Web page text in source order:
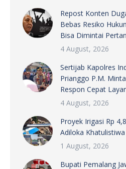
Repost Konten
Bebas Resiko
Bisa Dimintai
4 August, 2026
Sertijab Kapolres
Prianggo P.M.
Respon Cepat
4 August, 2026
Proyek Irigasi Rp
Adiloka
1 August, 2026
Bupati Pemalang